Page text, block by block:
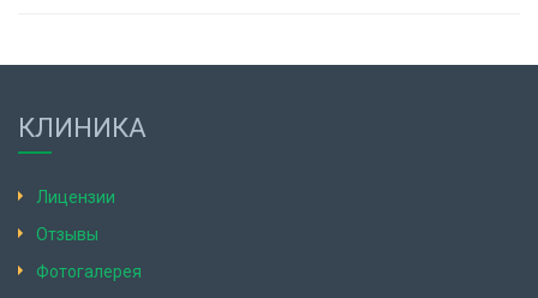
КЛИНИКА
Лицензии
Отзывы
Фотогалерея